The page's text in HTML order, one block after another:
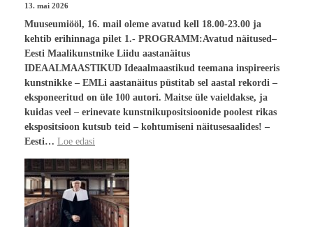
13. mai 2026
Muuseumiööl, 16. mail oleme avatud kell 18.00-23.00 ja
kehtib erihinnaga pilet 1.- PROGRAMM:Avatud näitused–
Eesti Maalikunstnike Liidu aastanäitus
IDEAALMAASTIKUD Ideaalmaastikud teemana inspireeris
kunstnikke – EMLi aastanäitus püstitab sel aastal rekordi –
eksponeeritud on üle 100 autori. Maitse üle vaieldakse, ja
kuidas veel – erinevate kunstnikupositsioonide poolest rikas
ekspositsioon kutsub teid – kohtumiseni näitusesaalides! –
Eesti… Loe edasi